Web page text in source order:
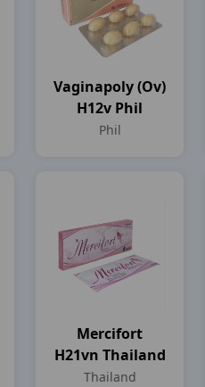
Vaginapoly (ov)
H12v Phil
Phil
Mercifort
H21vn Thailand
Thailand